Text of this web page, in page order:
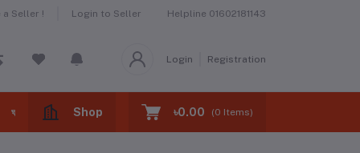
a Seller ! Login to Seller Helpline 01602181143
Login Registration
ঘরের বাজার -home market ঝটপট খাবার -fast foods
Shop ৳0.00 (0 Items)